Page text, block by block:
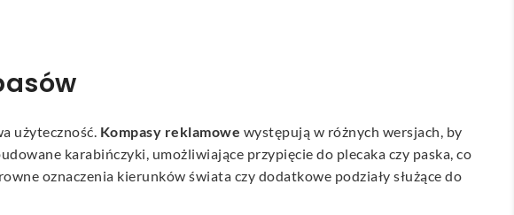
użyteczność. Kompasy reklamowe występują w różnych wersjach, by
karabińczyki, umożliwiające przypięcie do plecaka czy paska, co
oznaczenia kierunków świata czy dodatkowe podziały służące do